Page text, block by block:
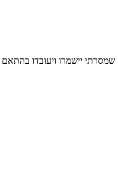
ויעובדו בהתאם לחוק הגנת